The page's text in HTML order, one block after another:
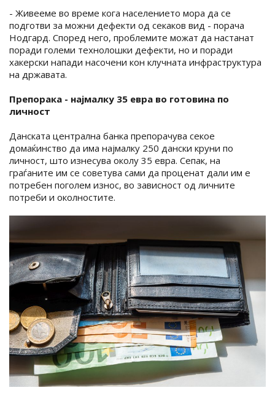
- Живееме во време кога населението мора да се
подготви за можни дефекти од секаков вид - порача
Нодгард. Според него, проблемите можат да настанат
поради големи технолошки дефекти, но и поради
хакерски напади насочени кон клучната инфраструктура
на државата.
Препорака - најмалку 35 евра во готовина по
личност
Данската централна банка препорачува секое
домаќинство да има најмалку 250 дански круни по
личност, што изнесува околу 35 евра. Сепак, на
граѓаните им се советува сами да проценат дали им е
потребен поголем износ, во зависност од личните
потреби и околностите.